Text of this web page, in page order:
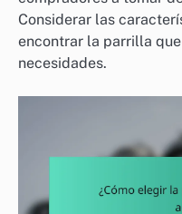
Considerar las
encontrar la parrilla
necesidades.